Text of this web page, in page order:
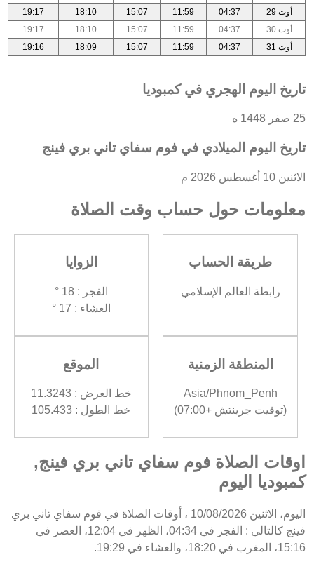
أوت 29
04:37
11:59
15:07
18:10
19:17
أوت 30
04:37
11:59
15:07
18:10
19:17
أوت 31
04:37
11:59
15:07
18:09
19:16
تاريخ اليوم الهجري في كمبوديا
25 صفر 1448 ه
تاريخ اليوم الميلادي في فوم سفاي تاني بري فينج
الاثنين 10 أغسطس 2026 م
معلومات حول حساب وقت الصلاة
طريقة الحساب
رابطة العالم الإسلامي
الزوايا
الفجر : 18 °
العشاء : 17 °
المنطقة الزمنية
Asia/Phnom_Penh
(توقيت جرينتش +07:00)
الموقع
خط العرض : 11.3243
خط الطول : 105.433
اوقات الصلاة فوم سفاي تاني بري فينج,
كمبوديا اليوم
اليوم، الاثنين 10/08/2026 ، أوقات الصلاة في فوم سفاي تاني بري
فينج كالتالي : الفجر في 04:34، الظهر في 12:04، العصر في
15:16، المغرب في 18:20، والعشاء في 19:29.